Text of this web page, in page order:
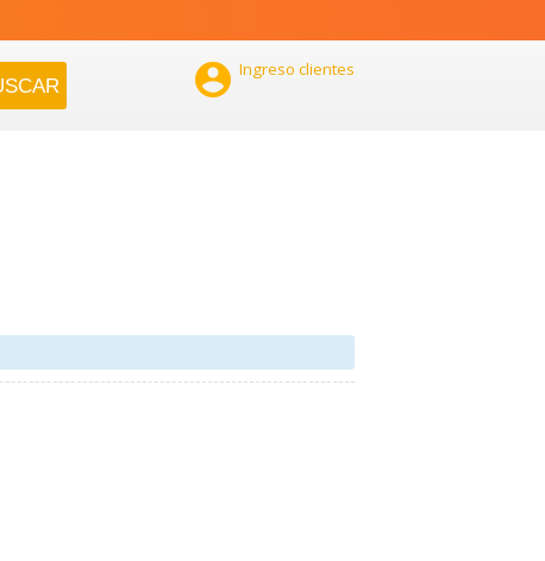
 Ingreso clientes